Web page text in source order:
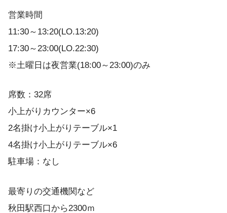
営業時間
11:30～13:20(LO.13:20)
17:30～23:00(LO.22:30)
※土曜日は夜営業(18:00～23:00)のみ
席数：32席
小上がりカウンター×6
2名掛け小上がりテーブル×1
4名掛け小上がりテーブル×6
駐車場：なし
最寄りの交通機関など
秋田駅西口から2300ｍ